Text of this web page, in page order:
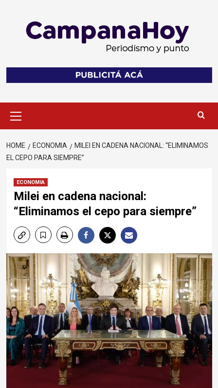
Menu
HOME ECONOMIA
MILEI EN CADENA NACIONAL: “ELIMINAMOS
EL CEPO PARA SIEMPRE”
ECONOMIA
Milei en cadena nacional:
“Eliminamos el cepo para siempre”